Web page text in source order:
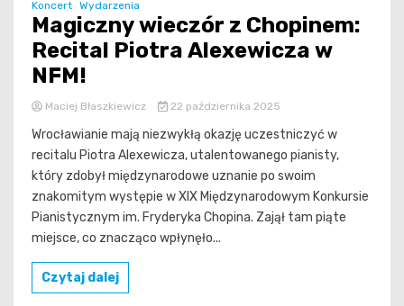
Koncert Wydarzenia
Magiczny wieczór z Chopinem:
Recital Piotra Alexewicza w
NFM!
Maciej Błaszkiewicz 22 października 2025
Wrocławianie mają niezwykłą okazję uczestniczyć w
recitalu Piotra Alexewicza, utalentowanego pianisty,
który zdobył międzynarodowe uznanie po swoim
znakomitym występie w XIX Międzynarodowym Konkursie
Pianistycznym im. Fryderyka Chopina. Zajął tam piąte
miejsce, co znacząco wpłynęło...
Czytaj dalej